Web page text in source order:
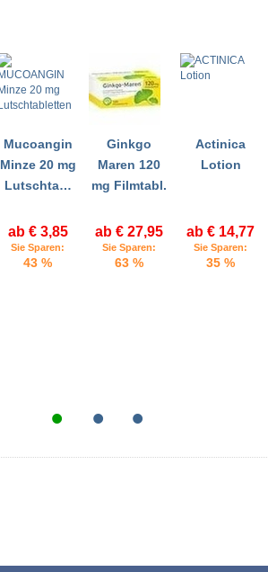
Mucoangin
Minze 20 mg
Lutschta…
ab € 3,85
Sie Sparen:
43 %
Ginkgo
Maren 120
mg Filmtabl.
ab € 27,95
Sie Sparen:
63 %
Actinica
Lotion
ab € 14,77
Sie Sparen:
35 %
• • •